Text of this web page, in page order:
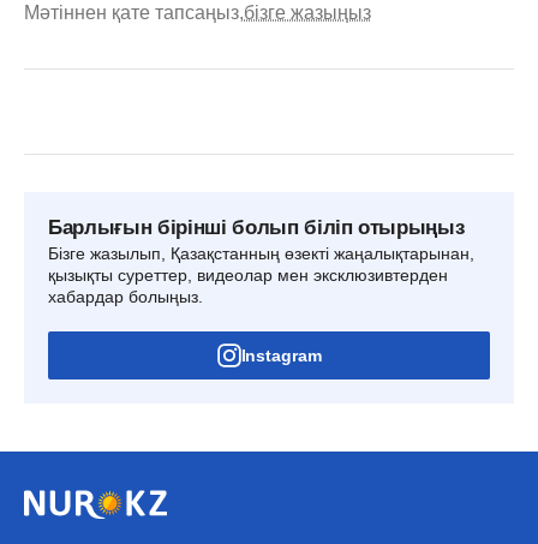
Мәтіннен қате тапсаңыз,бізге жазыңыз
Барлығын бірінші болып біліп отырыңыз
Бізге жазылып, Қазақстанның өзекті жаңалықтарынан,
қызықты суреттер, видеолар мен эксклюзивтерден
хабардар болыңыз.
Instagram